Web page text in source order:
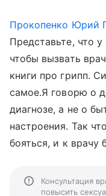
Прокопенко Юрий
Представьте, что
чтобы вызвать
книги про грипп.
самое.Я говорю о
диагнозе, а не о
настроения. Так
бояться, и к врачу
Консультация
повысить